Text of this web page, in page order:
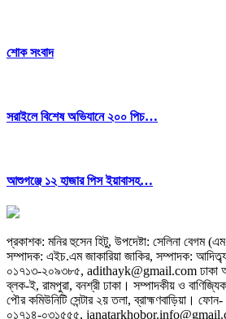
শোক সংবাদ
সরাইলে বিশেষ অভিযানে ২০০ পিচ…
আশুগঞ্জে ১২ হাজার পিস ইয়াবাসহ…
প্রকাশক: মনির হুসেন হিটু, উপদেষ্টা: সেলিনা বেগম
সম্পাদক: এইচ.এম জাকারিয়া জাকির, সম্পাদক:
০১৭১৩-২০৯৩৮৫, adithayk@gmail.com ঢাকা
ব্লক-ই, রামপুরা, বনশ্রী ঢাকা। সম্পাদকীয় ও
পৌর কমিউনিটি সেন্টার ২য় তলা, ব্রাহ্মণবাড়িয়া। ফোন-
০১৭১৪-০৩১৫৫৫,